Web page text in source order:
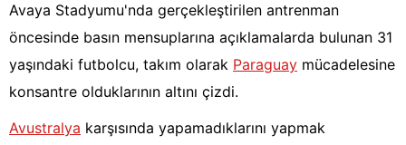
Avaya Stadyumu'nda gerçekleştirilen antrenman
öncesinde basın mensuplarına açıklamalarda bulunan 31
yaşındaki futbolcu, takım olarak Paraguay mücadelesine
konsantre olduklarının altını çizdi.
Avustralya karşısında yapamadıklarını yapmak